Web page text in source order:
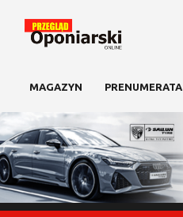
MAGAZYN PRENUMERATA